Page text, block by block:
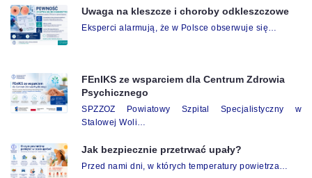
Uwaga na kleszcze i choroby odkleszczowe
Eksperci alarmują, że w Polsce obserwuje się…
FEnIKS ze wsparciem dla Centrum Zdrowia
Psychicznego
SPZZOZ Powiatowy Szpital Specjalistyczny w
Stalowej Woli…
Jak bezpiecznie przetrwać upały?
Przed nami dni, w których temperatury powietrza…